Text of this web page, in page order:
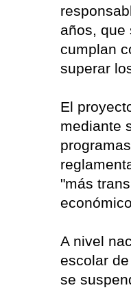
años, que
cumplan
superar
El
mediante
"más
A nivel
escolar
se